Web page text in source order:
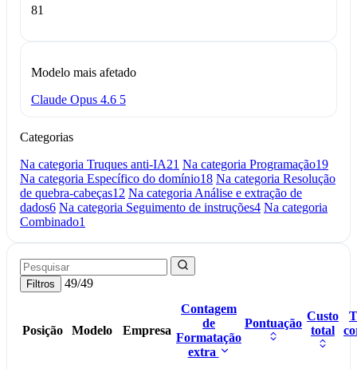
81
Modelo mais afetado
Claude Opus 4.6 5
Categorias
Na categoria Truques anti-IA21 Na categoria Programação19
Na categoria Específico do domínio18 Na categoria Resolução
de quebra-cabeças12 Na categoria Análise e extração de
dados6 Na categoria Seguimento de instruções4 Na categoria
Combinado1
Filtros 49/49
Posição Modelo Empresa
Contagem
de
Formatação
extra
Pontuação
Custo
total